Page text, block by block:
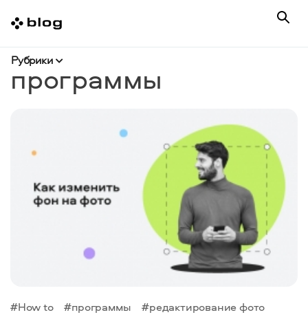
Рубрики
программы
#How to #программы #редактирование фото